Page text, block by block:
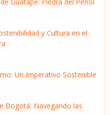
y Cultura en el
Un Imperativo Sostenible
Bogotá: Navegando las